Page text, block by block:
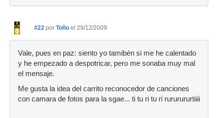
#22 por Toño el 29/12/2009
Vale, pues en paz: siento yo tamibén si me he calentado
y he empezado a despotricar, pero me sonaba muy mal
el mensaje.
Me gusta la idea del carrito reconocedor de canciones
con camara de fotos para la sgae... ti tu ri tu ri rururururtiiii